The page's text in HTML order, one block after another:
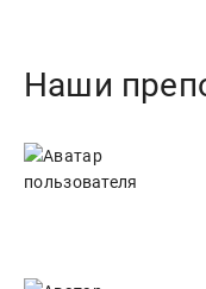
Наши